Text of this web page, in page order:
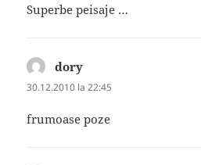
Superbe peisaje …
dory
30.12.2010 la 22:45
frumoase poze